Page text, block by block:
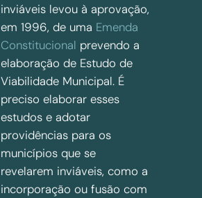
inviáveis levou à aprovação,
em 1996, de uma Emenda
Constitucional prevendo a
elaboração de Estudo de
Viabilidade Municipal. É
preciso elaborar esses
estudos e adotar
providências para os
municípios que se
revelarem inviáveis, como a
incorporação ou fusão com